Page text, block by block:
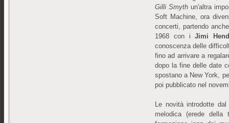
Gilli Smyth un'altra
Soft Machine, ora
concerti, partendo
1968 con iJimi
conoscenza delle
fino ad arrivare a
dopo la fine delle date
spostano a New York,
poi pubblicato nel
Le novità introdotte
melodica (erede